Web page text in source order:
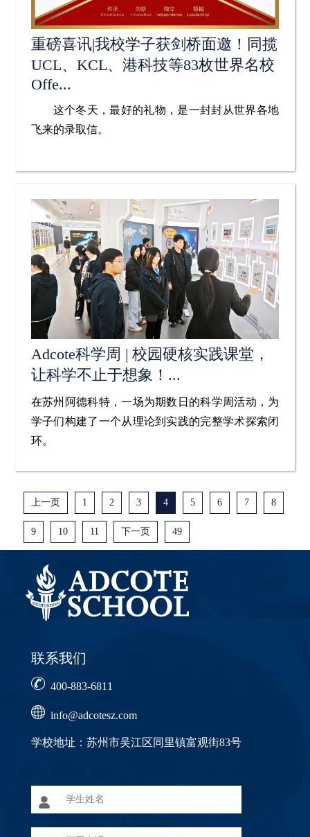
重磅喜讯|我校学子获剑桥面邀！同揽
UCL、KCL、港科技等83枚世界名校
Offe...
这个冬天，最好的礼物，是一封封从世界各地
飞来的录取信。
Adcote科学周 | 校园硬核实践课堂，
让科学不止于想象！...
在苏州阿德科特，一场为期数日的科学周活动，为
学子们构建了一个从理论到实践的完整学术探索闭
环。
上一页 1 2 3 4 5 6 7 8
9 10 11 下一页 49
联系我们
400-883-6811
info@adcotesz.com
学校地址：苏州市吴江区同里镇富观街83号